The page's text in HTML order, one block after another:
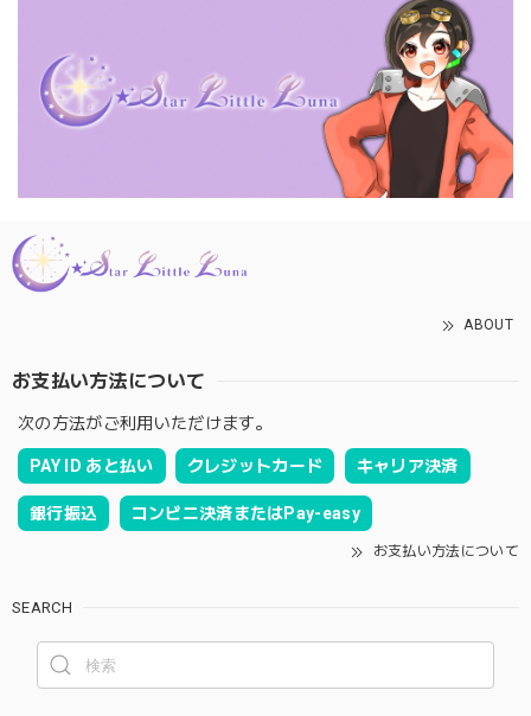
ABOUT
お支払い方法について
次の方法がご利用いただけます。
PAY ID あと払い クレジットカード キャリア決済
銀行振込 コンビニ決済またはPay-easy
お支払い方法について
SEARCH